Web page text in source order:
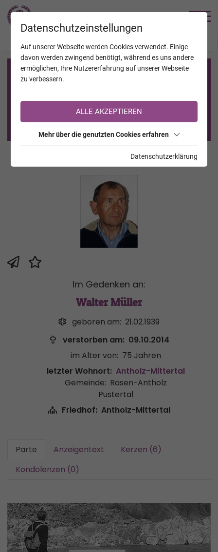
Registrierung auf TrauerHilfe.it
Sie sind noch nicht auf TrauerHilfe.it registriert?
>> zur kostenlosen Registrierung <<
Im Gedenken an:
Walter Müller
geboren am: 21.02.1939
verstorben am: 09.10.2014
im Alter von: 75 Jahren
letzter Wohnort: Antholz-Mittertal
Gemeinde: Rasen-Antholz
Pustertal
Friedhof: Antholz-Mittertal
Parte Anzeigentext
Kerzen (6)
Kondolenzen (0)
Datenschutzeinstellungen
Auf unserer Webseite werden Cookies verwendet. Einige
davon werden zwingend benötigt, während es uns andere
ermöglichen, Ihre Nutzererfahrung auf unserer Webseite
zu verbessern.
ALLE AKZEPTIEREN
Mehr über die genutzten Cookies erfahren
Datenschutzerklärung
JAHRESTAGE KALENDER VERSTORBENE